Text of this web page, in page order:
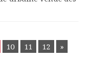
10 11 12 »